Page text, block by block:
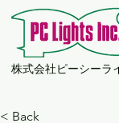
株式会社ピーシーラ
< Back